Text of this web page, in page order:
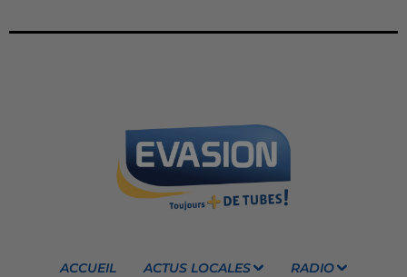
ACCUEIL ACTUS LOCALES RADIO